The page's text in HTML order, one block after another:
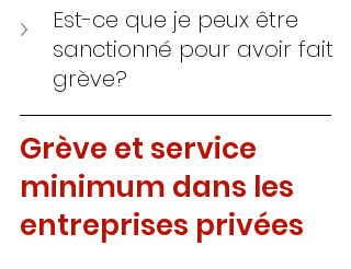
Est-ce que je peux être
sanctionné pour avoir fait
grève?
Grève et service
minimum dans les
entreprises privées